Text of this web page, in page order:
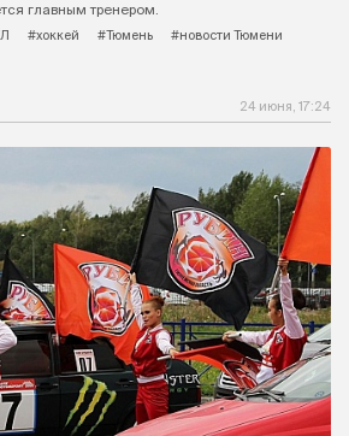
главным тренером.
#хоккей #Тюмень
#новости Тюмени
24 июня, 17:24